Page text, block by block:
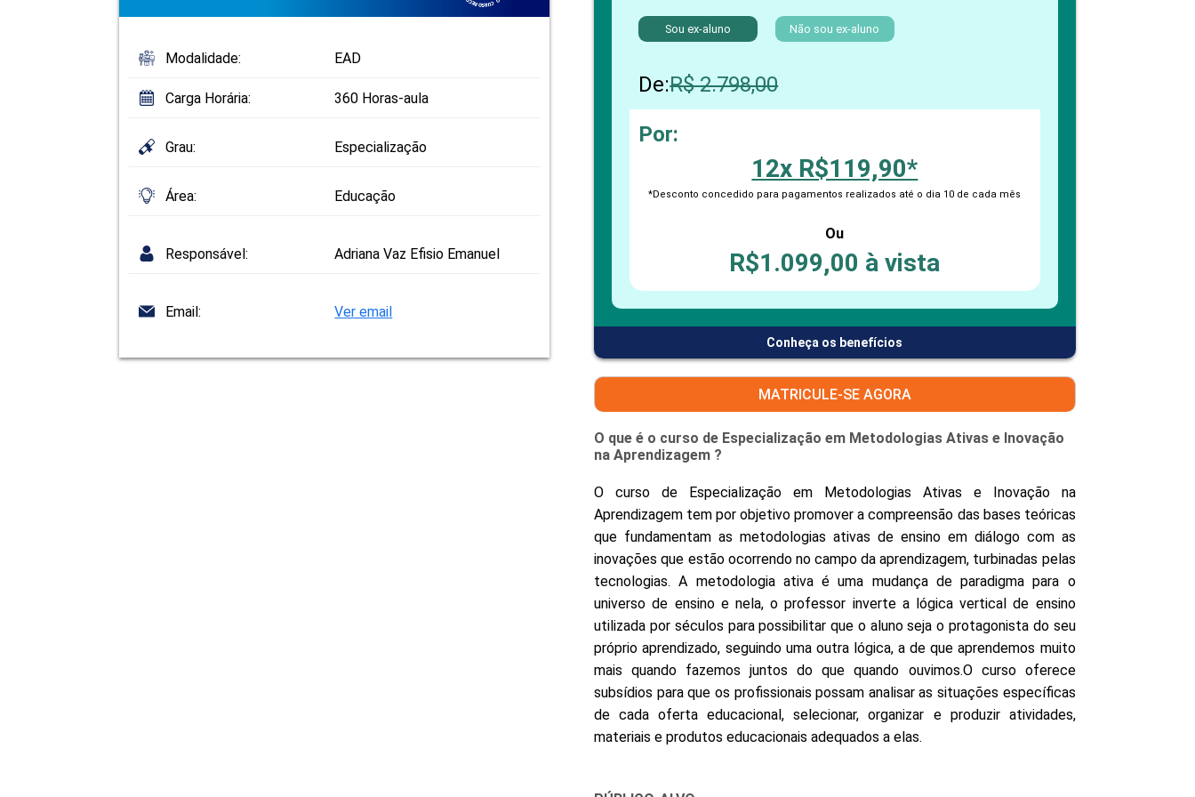
PROED
Modalidade: EAD
Carga Horária: 360 Horas-aula
Grau: Especialização
Área: Educação
Responsável: Adriana Vaz Efisio Emanuel
Email: Ver email
Sou ex-aluno Não sou ex-aluno
De:R$ 2.798,00
Por:
12x R$119,90*
*Desconto concedido para pagamentos realizados até o dia 10 de cada mês
Ou
R$1.099,00 à vista
Conheça os benefícios
MATRICULE-SE AGORA
O que é o curso de Especialização em Metodologias Ativas e Inovação
na Aprendizagem ?
O curso de Especialização em Metodologias Ativas e Inovação na
Aprendizagem tem por objetivo promover a compreensão das bases teóricas
que fundamentam as metodologias ativas de ensino em diálogo com as
inovações que estão ocorrendo no campo da aprendizagem, turbinadas pelas
tecnologias. A metodologia ativa é uma mudança de paradigma para o
universo de ensino e nela, o professor inverte a lógica vertical de ensino
utilizada por séculos para possibilitar que o aluno seja o protagonista do seu
próprio aprendizado, seguindo uma outra lógica, a de que aprendemos muito
mais quando fazemos juntos do que quando ouvimos.O curso oferece
subsídios para que os profissionais possam analisar as situações específicas
de cada oferta educacional, selecionar, organizar e produzir atividades,
materiais e produtos educacionais adequados a elas.